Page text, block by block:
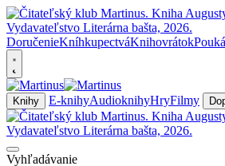
DoručenieKníhkupectváKnihovrátok
Knihy E-knihyAudioknihyHryFilmy
Vyhľadávanie